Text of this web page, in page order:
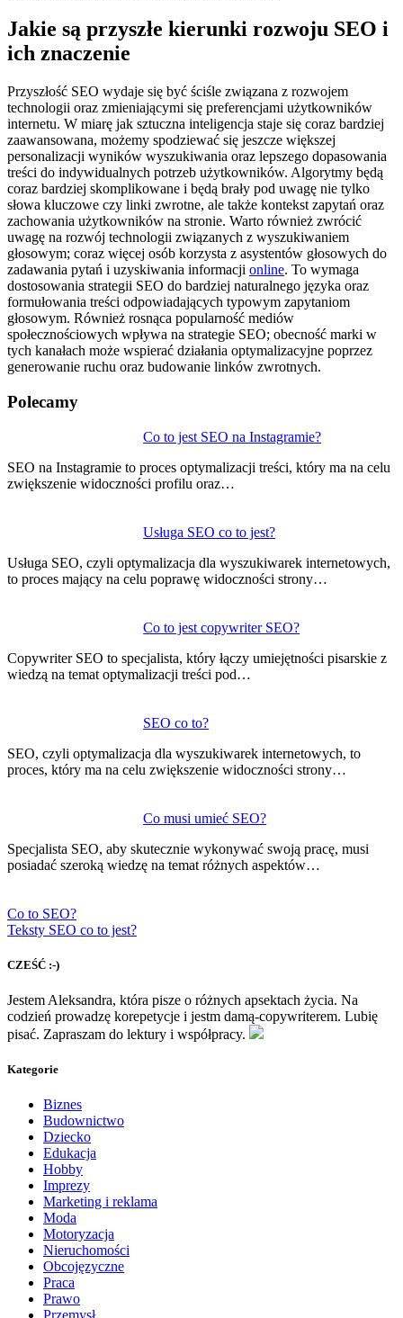
Jakie są przyszłe kierunki rozwoju SEO i
ich znaczenie
Przyszłość SEO wydaje się być ściśle związana z rozwojem
technologii oraz zmieniającymi się preferencjami użytkowników
internetu. W miarę jak sztuczna inteligencja staje się coraz bardziej
zaawansowana, możemy spodziewać się jeszcze większej
personalizacji wyników wyszukiwania oraz lepszego dopasowania
treści do indywidualnych potrzeb użytkowników. Algorytmy będą
coraz bardziej skomplikowane i będą brały pod uwagę nie tylko
słowa kluczowe czy linki zwrotne, ale także kontekst zapytań oraz
zachowania użytkowników na stronie. Warto również zwrócić
uwagę na rozwój technologii związanych z wyszukiwaniem
głosowym; coraz więcej osób korzysta z asystentów głosowych do
zadawania pytań i uzyskiwania informacji online. To wymaga
dostosowania strategii SEO do bardziej naturalnego języka oraz
formułowania treści odpowiadających typowym zapytaniom
głosowym. Również rosnąca popularność mediów
społecznościowych wpływa na strategie SEO; obecność marki w
tych kanałach może wspierać działania optymalizacyjne poprzez
generowanie ruchu oraz budowanie linków zwrotnych.
Polecamy
Co to jest SEO na Instagramie?
SEO na Instagramie to proces optymalizacji treści, który ma na celu
zwiększenie widoczności profilu oraz…
Usługa SEO co to jest?
Usługa SEO, czyli optymalizacja dla wyszukiwarek internetowych,
to proces mający na celu poprawę widoczności strony…
Co to jest copywriter SEO?
Copywriter SEO to specjalista, który łączy umiejętności pisarskie z
wiedzą na temat optymalizacji treści pod…
SEO co to?
SEO, czyli optymalizacja dla wyszukiwarek internetowych, to
proces, który ma na celu zwiększenie widoczności strony…
Co musi umieć SEO?
Specjalista SEO, aby skutecznie wykonywać swoją pracę, musi
posiadać szeroką wiedzę na temat różnych aspektów…
wpisu
Co to SEO?
Teksty SEO co to jest?
CZEŚĆ :-)
Jestem Aleksandra, która pisze o różnych apsektach życia. Na
codzień prowadzę korepetycje i jestm damą-copywriterem. Lubię
pisać. Zapraszam do lektury i współpracy.
Kategorie
Biznes
Budownictwo
Dziecko
Edukacja
Hobby
Imprezy
Marketing i reklama
Moda
Motoryzacja
Nieruchomości
Obcojęzyczne
Praca
Prawo